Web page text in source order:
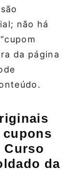
não há
da página
cupons
Curso
da